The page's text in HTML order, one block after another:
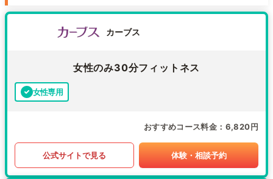
カーブス
女性のみ30分フィットネス
女性専用
おすすめコース料金 6,820円
公式サイトで見る 体験・相談予約